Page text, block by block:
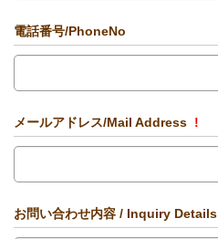
電話番号/PhoneNo
メールアドレス/Mail Address !
お問い合わせ内容 / Inquiry Details